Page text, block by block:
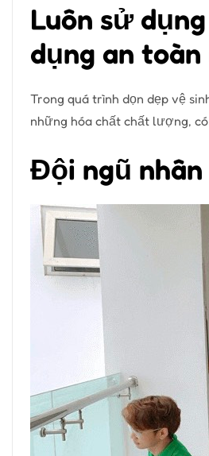
Luôn sử
dụng an
Trong quá trình dọn dẹp vệ
những hóa chất chất lượng,
Đội ngũ